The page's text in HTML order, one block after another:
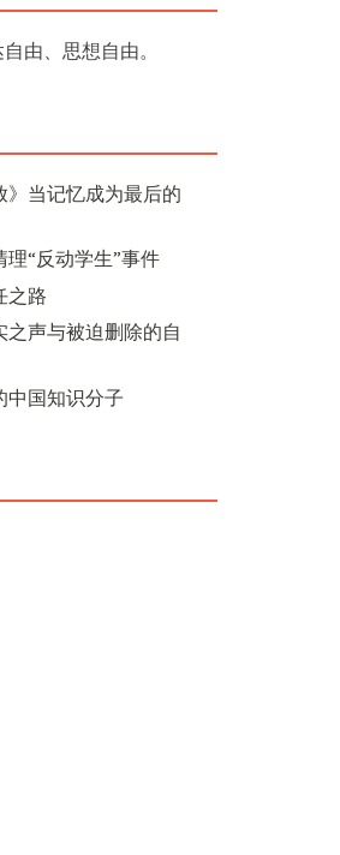
由、思想自由。
当记忆成为最后的
“反动学生”事件
之路
声与被迫删除的自
中国知识分子